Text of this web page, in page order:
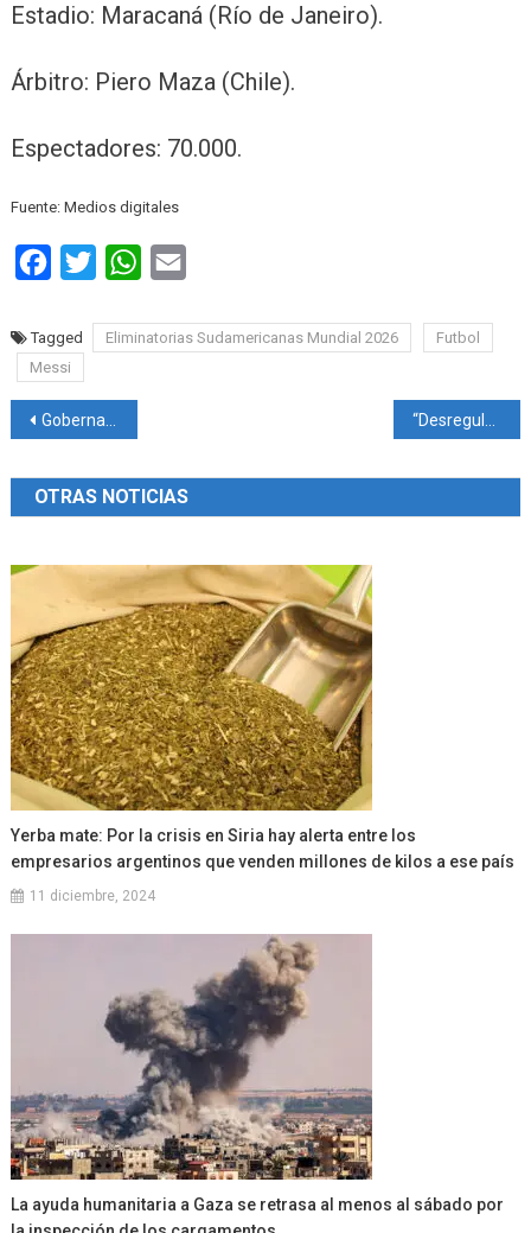
Estadio: Maracaná (Río de Janeiro).
Árbitro: Piero Maza (Chile).
Espectadores: 70.000.
Fuente: Medios digitales
Facebook
Twitter WhatsApp
Tagged Eliminatorias Sudamericanas Mundial 2026
Futbol
Messi
Navegación
de
entradas
Gobernadores del Norte Grande piden al gobierno nacional que compense la merma de fondos coparticipables
OTRAS NOTICIAS
Yerba mate: Por la crisis en Siria hay alerta entre los
empresarios argentinos que venden millones de kilos a ese país
11 diciembre, 2024
La ayuda humanitaria a Gaza se retrasa al menos al sábado por